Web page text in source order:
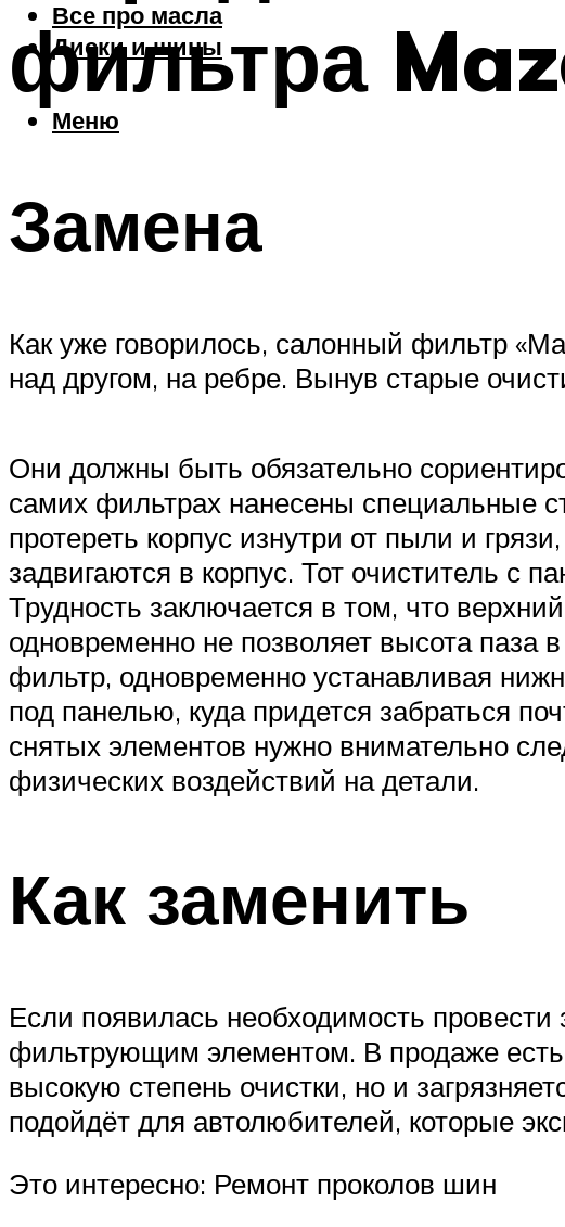
Все про масла
Диски и шины
Меню
фильтра
Замена
Как уже говорилось, салонный фильтр
над другом, на ребре. Вынув старые
Они должны быть обязательно
самих фильтрах нанесены специальные
протереть корпус изнутри от пыли и
задвигаются в корпус. Тот очиститель с
Трудность заключается в том, что
одновременно не позволяет высота паза
фильтр, одновременно устанавливая
под панелью, куда придется забраться
снятых элементов нужно внимательно
физических воздействий на детали.
Как заменить
Если появилась необходимость
фильтрующим элементом. В продаже
высокую степень очистки, но и
подойдёт для автолюбителей, которые
Это интересно: Ремонт проколов шин